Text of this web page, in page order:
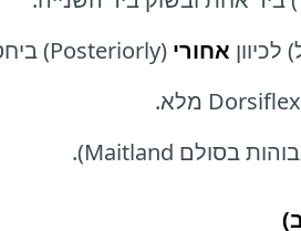
אחורי (Posteriorly) ביחס לשוק.